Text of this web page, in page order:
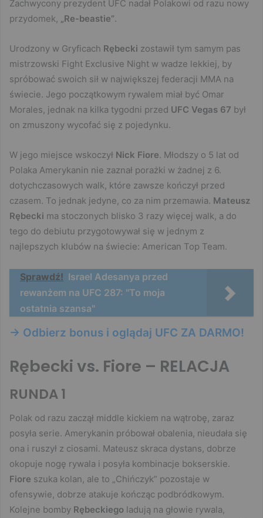
Zachwycony prezydent UFC nadał Polakowi od razu nowy
przydomek,
„Re-beastie”.
Urodzony w Gryficach Rębecki zostawił tym samym pas
mistrzowski Fight Exclusive Night w wadze lekkiej, by
spróbować swoich sił w największej federacji MMA na
świecie. Jego początkowym rywalem miał być Omar
Morales, jednak na kilka tygodni przed UFC Vegas 67 był
on zmuszony wycofać się z pojedynku.
W jego miejsce wskoczył Nick Fiore. Młodszy o 5 lat od
Polaka Amerykanin nie zaznał porażki w żadnej z 6.
dotychczasowych walk, które zawsze kończył przed
czasem. To jednak jedyne, co za nim przemawia. Mateusz
Rębecki ma stoczonych blisko 3 razy więcej walk, a do
tego do debiutu przygotowywał się w jednym z
najlepszych klubów na świecie: American Top Team.
Sprawdź! Israel Adesanya przed
rewanżem na UFC 287: "To moja
ostatnia szansa"
-> Odbierz bonus i oglądaj UFC ZA DARMO!
Rębecki vs. Fiore – RELACJA
RUNDA 1
Polak od razu zaczął middle kickiem na wątrobę, zaraz
posyła serie. Amerykanin próbował obalenia, nieudała się
ona i ruszył z ciosami. Mateusz skraca dystans, dobrze
okopuje nogę rywala i posyła kombinacje bokserskie.
Fiore szuka kolan, ale to „Chińczyk” pozostaje w
ofensywie, dobrze atakuje kończąc podbródkowym.
Kolejne bomby Rębeckiego ladują na głowie rywala,